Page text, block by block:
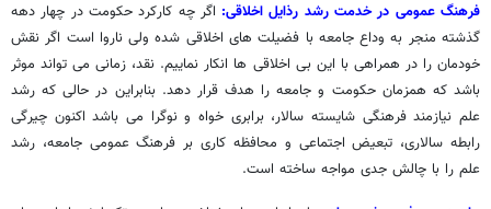
فرهنگ عمومی در خدمت رشد رذایل اخلاقی: اگر چه کارکرد حکومت در چهار دهه
گذشته منجر به وداع جامعه با فضیلت های اخلاقی شده ولی ناروا است اگر نقش
خودمان را در همراهی با این بی اخلاقی ها انکار نماییم. نقد، زمانی می تواند موثر
باشد که همزمان حکومت و جامعه را هدف قرار دهد. بنابراین در حالی که رشد
علم نیازمند فرهنگی شایسته سالار، برابری خواه و نوگرا می باشد اکنون چیرگی
رابطه سالاری، تبعیض اجتماعی و محافظه کاری بر فرهنگ عمومی جامعه، رشد
علم را با چالش جدی مواجه ساخته است.